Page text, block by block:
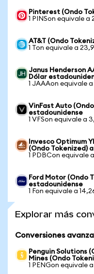
Pinterest (Ondo
1 PINSon equivale a
AT&T (Ondo
1 Ton equivale a
Janus Henderson
Dólar
1 JAAAon equivale a
VinFast Auto
estadounidense
1 VFSon equivale a
Invesco Optimum
(Ondo Tokenized)
1 PDBCon equivale a
Ford Motor (Ondo
estadounidense
1 Fon equivale a
Explorar más
Conversiones
Penguin Solutions
Mines (Ondo
1 PENGon equivale